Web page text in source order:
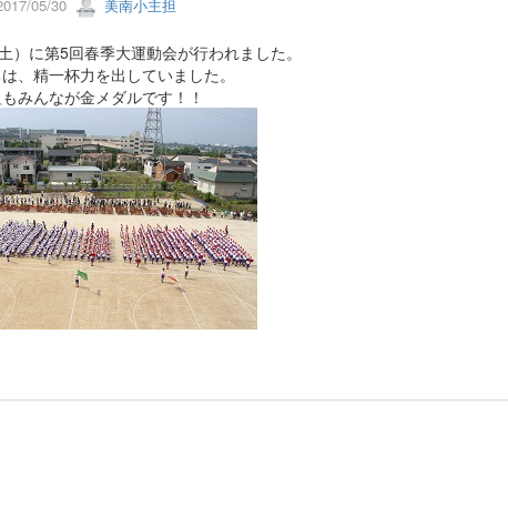
05/30 美南小主担
）に第5回春季大運動会が行われました。
、精一杯力を出していました。
みんなが金メダルです！！